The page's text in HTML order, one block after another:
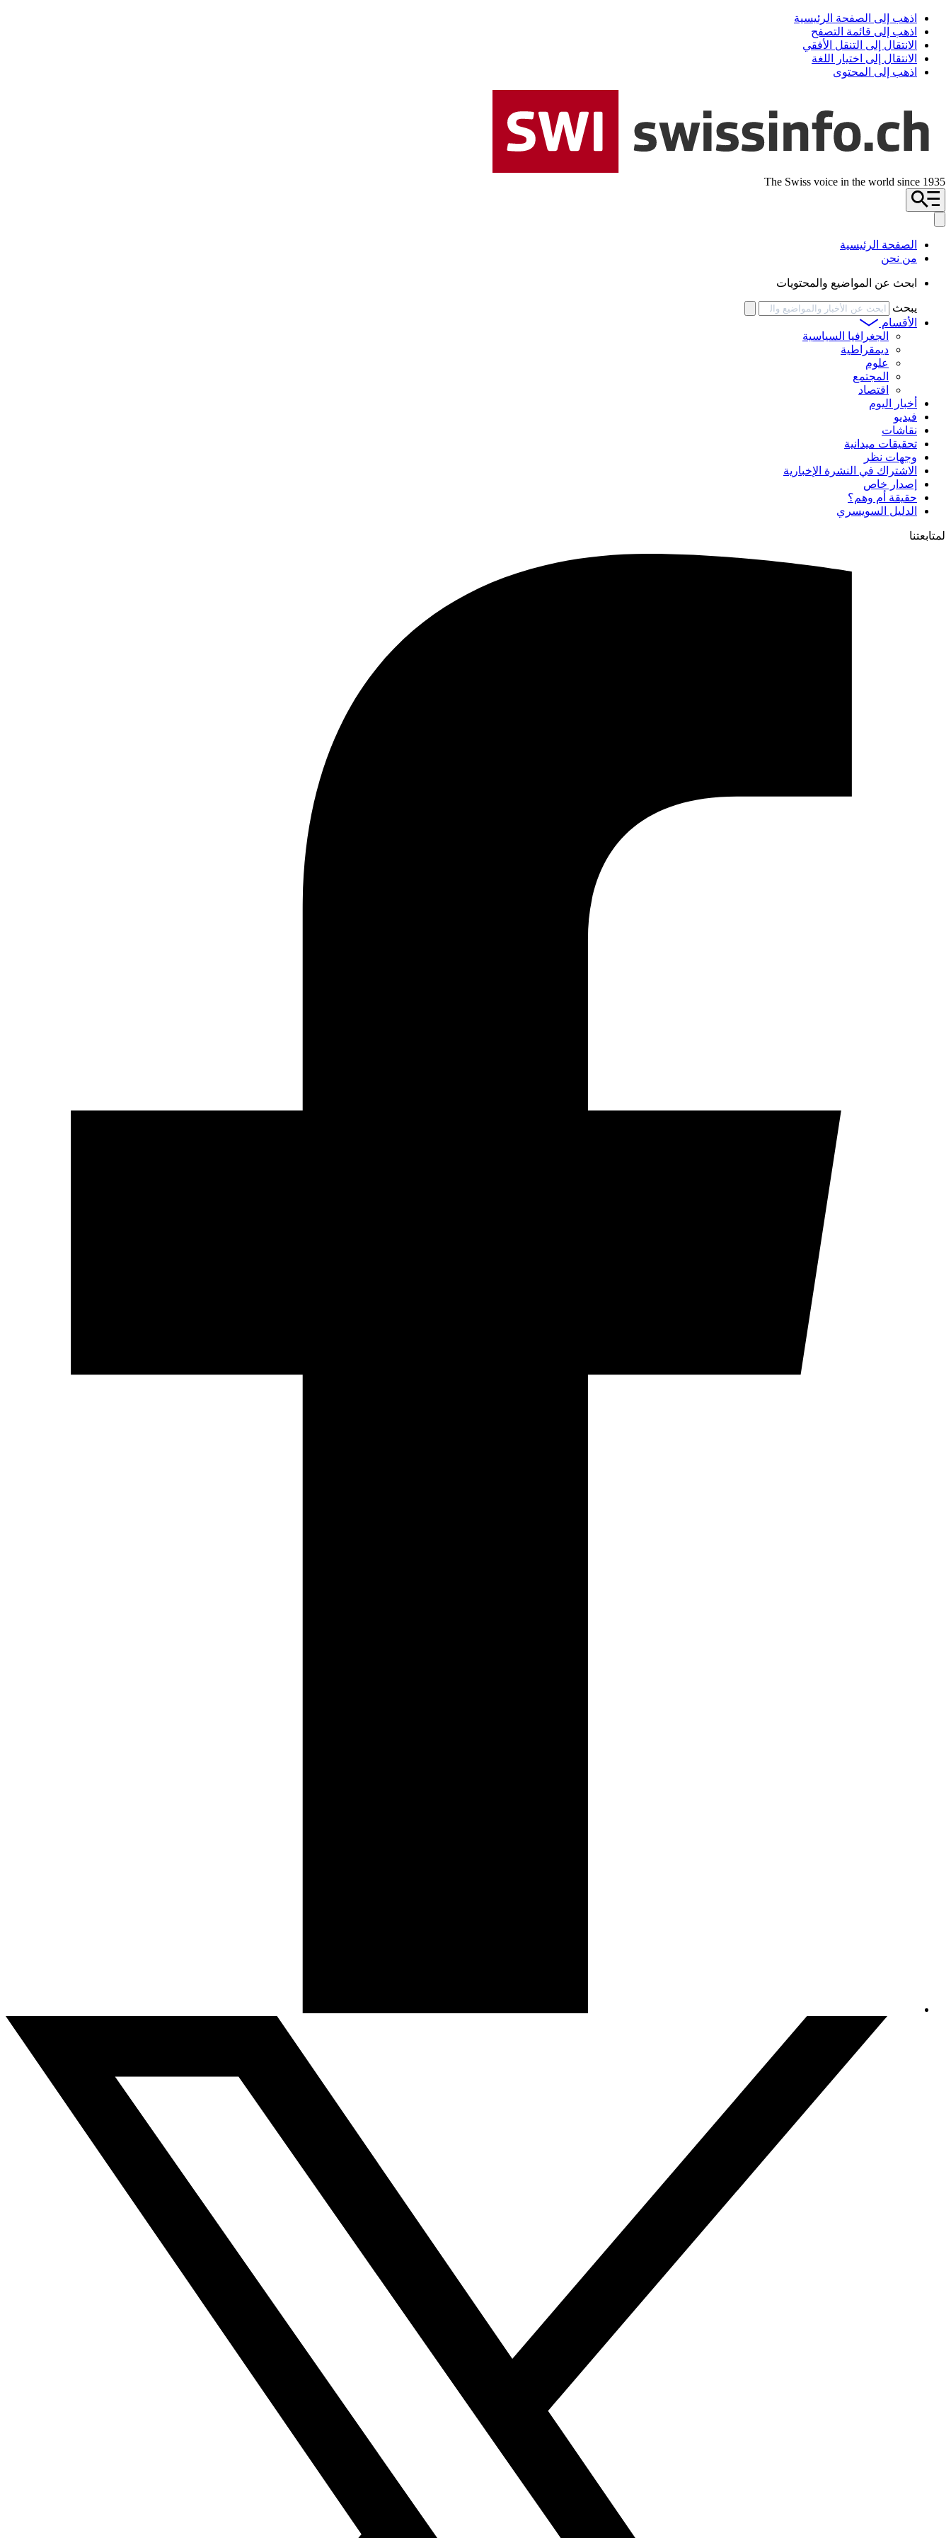
اذهب إلى الصفحة الرئيسية
اذهب إلى قائمة التصفح
الانتقال إلى التنقل الأفقي
الانتقال إلى اختيار اللغة
اذهب إلى المحتوى
The Swiss voice in the world since 1935
الصفحة الرئيسية
من نحن
ابحث عن المواضيع والمحتويات
يبحث
الأقسام
الجغرافيا السياسية
ديمقراطية
علوم
المجتمع
اقتصاد
أخبار اليوم
فيديو
نقاشات
تحقيقات ميدانية
وجهات نظر
الاشتراك في النشرة الإخبارية
إصدار خاص
حقيقة أم وهم؟
الدليل السويسري
لمتابعتنا